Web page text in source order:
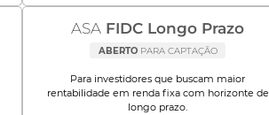
ASA FIDC Longo Prazo
ABERTOPARA CAPTAÇÃO
Para investidores que buscam maior
rentabilidade em renda fixa com horizonte de
longo prazo.